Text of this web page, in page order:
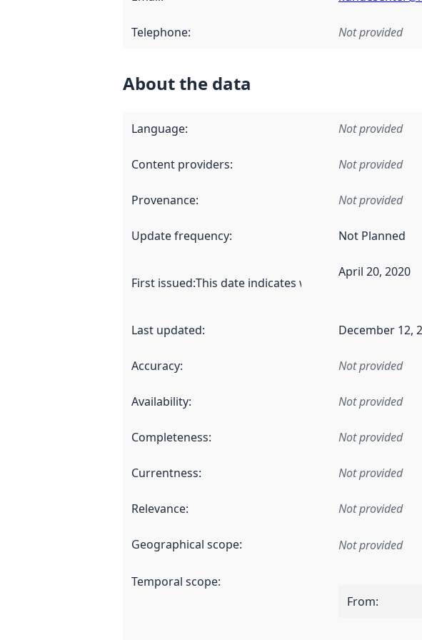
Telephone: Not provided
About the data
Language: Not provided
Content providers: Not provided
Provenance: Not provided
Update frequency: Not Planned
First issued:This date indicates when the data in this
April 20, 2020
Last updated: December 12,
Accuracy: Not provided
Availability: Not provided
Completeness: Not provided
Currentness: Not provided
Relevance: Not provided
Geographical scope: Not provided
Temporal scope:
From: